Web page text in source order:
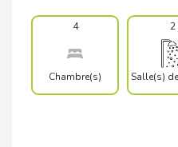
4
Chambre(s)
2
Salle(s)